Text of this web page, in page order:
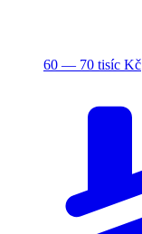
60 — 70 tisíc Kč